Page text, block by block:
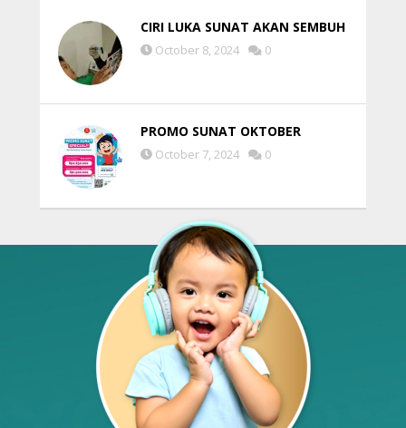
CIRI LUKA SUNAT AKAN SEMBUH
October 8, 2024 0
PROMO SUNAT OKTOBER
October 7, 2024 0